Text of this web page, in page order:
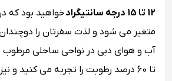
12 تا 15 درجه سانتیگراد
خواهید بود که
متغیر می شود و لذت سفرتان را
تا 60 درصد رطوبت را تجربه می کنید و